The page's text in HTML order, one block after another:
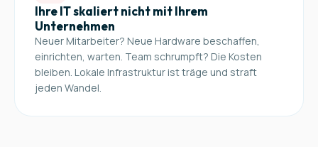
Ihre IT skaliert nicht mit Ihrem
Unternehmen
Neuer Mitarbeiter? Neue Hardware beschaffen,
einrichten, warten. Team schrumpft? Die Kosten
bleiben. Lokale Infrastruktur ist träge und straft
jeden Wandel.